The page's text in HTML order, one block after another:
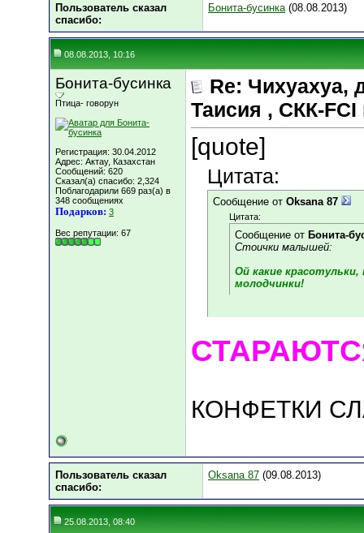
Пользователь сказал
cпасибо:
Бонита-бусинка(08.08.2013)
08.08.2013, 10:16
Бонита-бусинка
Птица- говорун
Регистрация: 30.04.2012
Адрес: Актау, Казахстан
Сообщений: 620
Сказал(а) спасибо: 2,324
Поблагодарили 669 раз(а) в
348 сообщениях
Подарков: 3
Вес репутации: 67
Re: Чихуахуа,
Таисия , СКК-FCI
[quote]
Цитата:
Сообщение от Oksana 87
Цитата:
Сообщение от Бонита-
Стоички малышей:
Ой какие
молодчинки!
КОНФЕТКИ
Пользователь сказал
cпасибо:
Oksana 87 (09.08.2013)
25.08.2013, 08:40